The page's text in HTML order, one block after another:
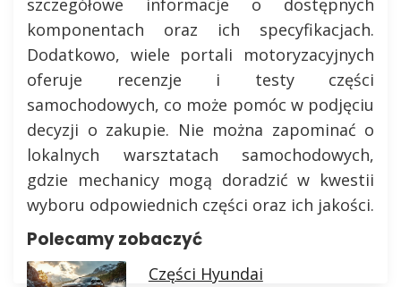
szczegółowe informacje o dostępnych
komponentach oraz ich specyfikacjach.
Dodatkowo, wiele portali motoryzacyjnych
oferuje recenzje i testy części
samochodowych, co może pomóc w podjęciu
decyzji o zakupie. Nie można zapominać o
lokalnych warsztatach samochodowych,
gdzie mechanicy mogą doradzić w kwestii
wyboru odpowiednich części oraz ich jakości.
Polecamy zobaczyć
Części Hyundai